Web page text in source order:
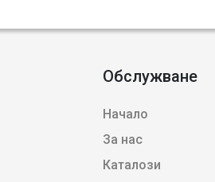
Обслужване
Начало
За нас
Каталози